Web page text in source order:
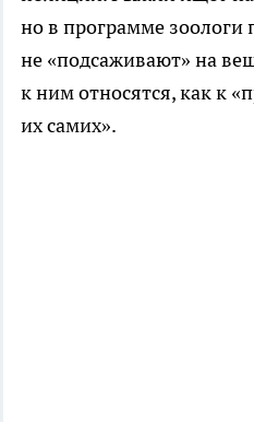
но в программе зоологи
не «подсаживают» на
к ним относятся, как к
их самих».